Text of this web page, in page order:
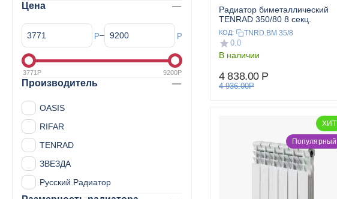
Радиатор биметаллический
TENRAD 350/80 8 секц.
КОД: TNRD.BM 35/8
0.0
В наличии
4 838.00 Р
4 936.00Р
ХИТ
Популярный
Цена
Р– Р
3771 Р 9200Р
Производитель
OASIS
RIFAR
TENRAD
ЗВЕЗДА
Русский Радиатор